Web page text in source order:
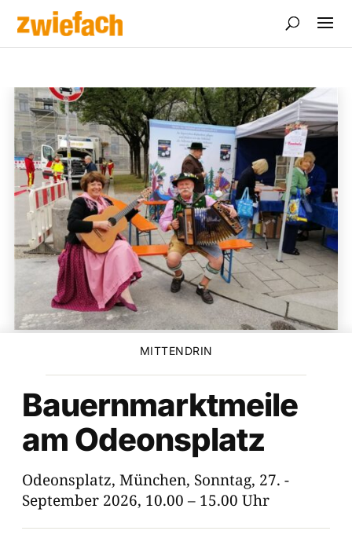
MITTENDRIN
Bauernmarktmeile
am Odeonsplatz
Odeonsplatz, München, Sonntag, 27. ­
September 2026, 10.00 – 15.00 Uhr